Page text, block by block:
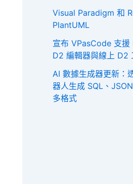
Visual Paradigm 和
PlantUML
宣布 VPasCode 支
D2 編輯器與線上 D2
AI 數據生成器更新：
器人生成 SQL、
多格式